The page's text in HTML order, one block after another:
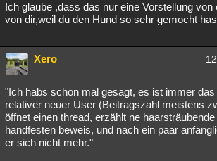
Ich glaube ,dass das nur eine Vorstellung von
von dir,weil du den Hund so sehr gemocht
Xero
"Ich habs schon mal gesagt, es ist immer
relativer neuer User (Beitragszahl meistens
öffnet einen thread, erzählt ne
handfesten beweis, und nach ein paar
er sich nicht mehr."